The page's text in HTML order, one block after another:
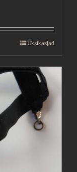
Üksikasjad